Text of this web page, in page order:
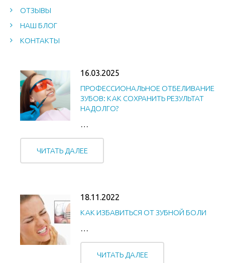
ОТЗЫВЫ
НАШ БЛОГ
КОНТАКТЫ
16.03.2025
ПРОФЕССИОНАЛЬНОЕ ОТБЕЛИВАНИЕ
ЗУБОВ: КАК СОХРАНИТЬ РЕЗУЛЬТАТ
НАДОЛГО?
…
ЧИТАТЬ ДАЛЕЕ
18.11.2022
КАК ИЗБАВИТЬСЯ ОТ ЗУБНОЙ БОЛИ
…
ЧИТАТЬ ДАЛЕЕ